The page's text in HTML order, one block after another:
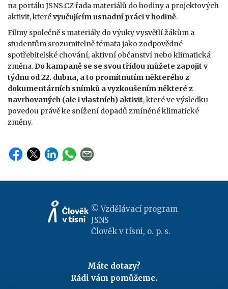
na portálu JSNS.CZ řada materiálů do hodiny a projektových
aktivit, kterévyučujícím usnadní práci v hodině.
Filmy společně s materiály do výuky vysvětlí žákům a
studentům srozumitelně témata jako zodpovědné
spotřebitelské chování, aktivní občanství nebo klimatická
změna. Do kampaně se se svou třídou můžete zapojit v
týdnu od 22. dubna, a to promítnutím některého z
dokumentárních snímků a vyzkoušením některé z
navrhovaných (ale i vlastních) aktivit, které ve výsledku
povedou právě ke snížení dopadů zmíněné klimatické
změny.
© Vzdělávací program
JSNS
Člověk v tísni, o. p. s.
Máte dotazy?
Rádi vám pomůžeme.